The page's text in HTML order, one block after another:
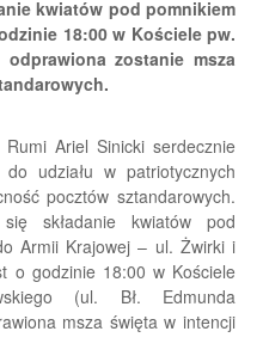
kwiatów pod pomnikiem
18:00 w Kościele pw.
zostanie msza
Ariel Sinicki serdecznie
udziału w patriotycznych
pocztów sztandarowych.
składanie kwiatów pod
Armii Krajowej – ul. Żwirki i
o godzinie 18:00 w Kościele
(ul. Bł. Edmunda
msza święta w intencji